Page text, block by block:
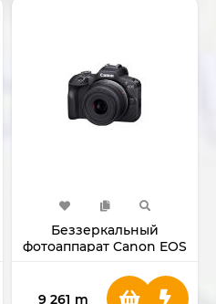
Беззеркальный
фотоаппарат Canon EOS
45mm
9 261 m